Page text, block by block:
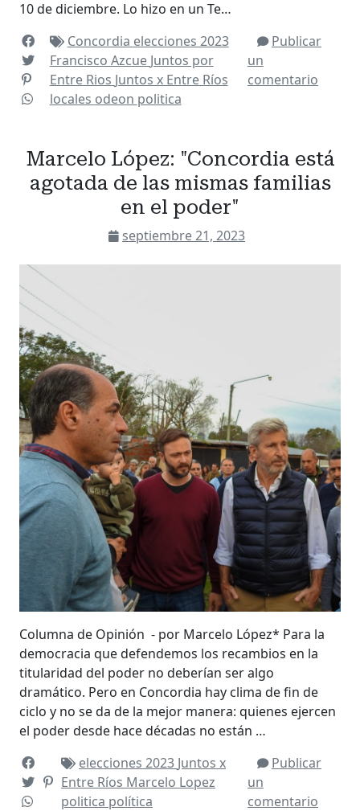
10 de diciembre. Lo hizo en un Te…
Concordia elecciones 2023
Francisco Azcue Juntos por
Entre Rios Juntos x Entre Ríos
locales odeon politica
Publicar
un
comentario
Marcelo López: "Concordia está
agotada de las mismas familias
en el poder"
septiembre 21, 2023
Columna de Opinión - por Marcelo López* Para la
democracia que defendemos los recambios en la
titularidad del poder no deberían ser algo
dramático. Pero en Concordia hay clima de fin de
ciclo y no se da de la mejor manera: quienes ejercen
el poder desde hace décadas no están …
elecciones 2023 Juntos x
Entre Ríos Marcelo Lopez
politica política
Publicar
un
comentario